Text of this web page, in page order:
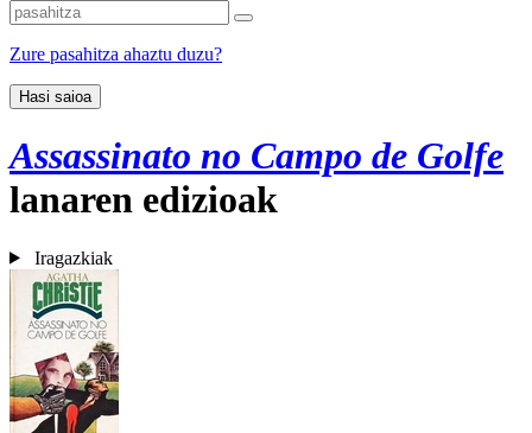
Zure pasahitza ahaztu duzu?
Hasi saioa
Assassinato no Campo de Golfe
lanaren edizioak
Iragazkiak